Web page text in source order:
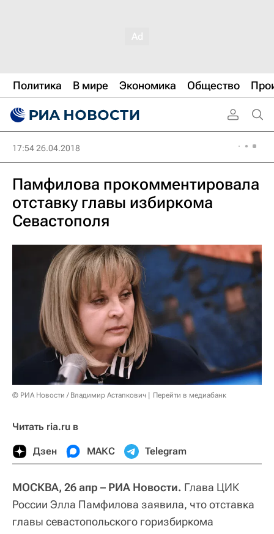
Политика В мире Экономика Общество
17:54 26.04.2018
Памфилова прокомментировала
отставку главы избиркома
Севастополя
© РИА Новости / Владимир Астапкович Перейти в медиабанк
Читать ria.ru в
Дзен МАКС Telegram
МОСКВА, 26 апр – РИА Новости. Глава ЦИК
России Элла Памфилова заявила, что отставка
главы севастопольского горизбиркома